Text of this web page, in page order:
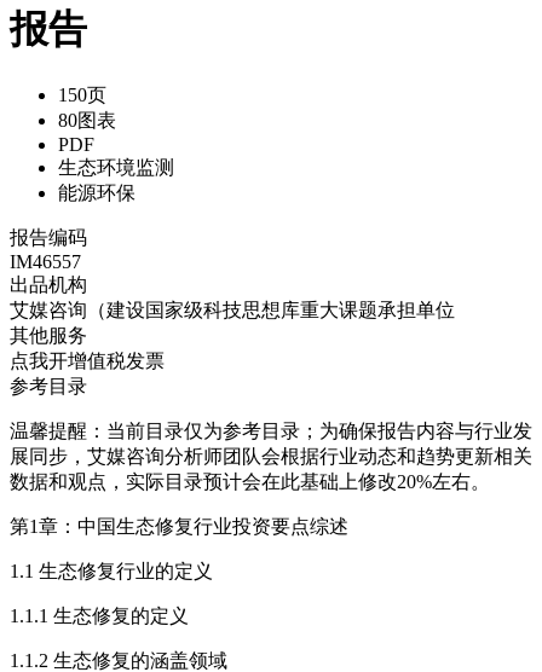
报告
150页
80图表
PDF
生态环境监测
能源环保
报告编码
IM46557
出品机构
艾媒咨询（建设国家级科技思想库重大课题承担单位
其他服务
点我开增值税发票
参考目录
温馨提醒：当前目录仅为参考目录；为确保报告内容与行业发
展同步，艾媒咨询分析师团队会根据行业动态和趋势更新相关
数据和观点，实际目录预计会在此基础上修改20%左右。
第1章：中国生态修复行业投资要点综述
1.1 生态修复行业的定义
1.1.1 生态修复的定义
1.1.2 生态修复的涵盖领域